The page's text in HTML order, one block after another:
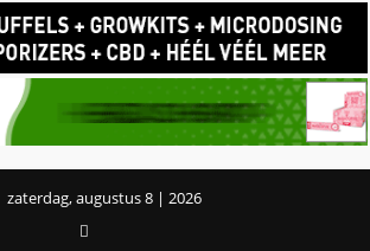
zaterdag, augustus 8 | 2026